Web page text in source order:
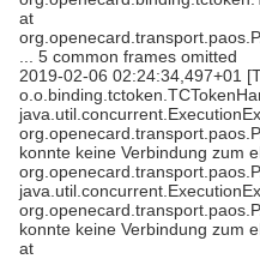
at
... 5 common frames omitted
2019-02-06 02:24:34,497+01
konnte keine Verbindung zum
konnte keine Verbindung zum
at